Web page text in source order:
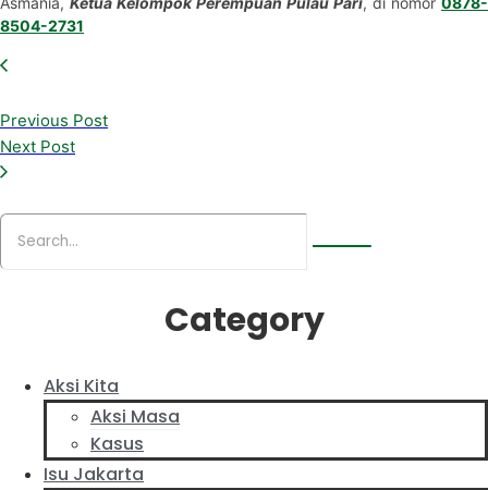
8504-2731
Previous Post
Next Post
Category
Aksi Kita
Aksi Masa
Kasus
Isu Jakarta